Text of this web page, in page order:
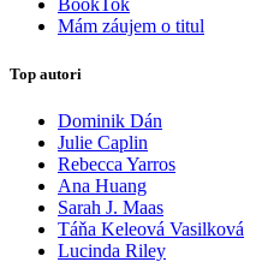
BookTok
Mám záujem o titul
Top autori
Dominik Dán
Julie Caplin
Rebecca Yarros
Ana Huang
Sarah J. Maas
Táňa Keleová Vasilková
Lucinda Riley